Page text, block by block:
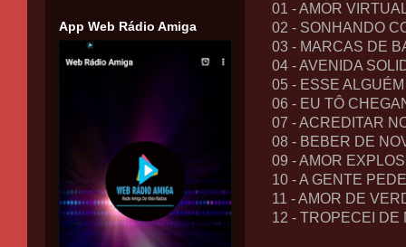
01 - AMOR
02 - SONHANDO
03 - MARCAS DE
04 - AVENIDA
05 - ESSE
06 - EU TÔ
07 - ACREDITAR
08 - BEBER DE
09 - AMOR
10 - A GENTE
11 - AMOR DE
12 - TROPECEI DE
App Web Rádio Amiga